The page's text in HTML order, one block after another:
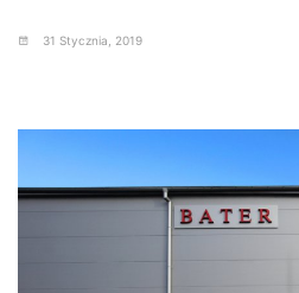
31 Stycznia, 2019